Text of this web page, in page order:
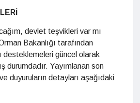
devlet teşvikleri var mı
Bakanlığı tarafından
desteklemeleri güncel olarak
durumdadır. Yayımlanan son
duyuruların detayları aşağıdaki